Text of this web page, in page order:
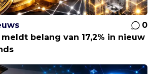
0
meldt belang van 17,2% in nieuw